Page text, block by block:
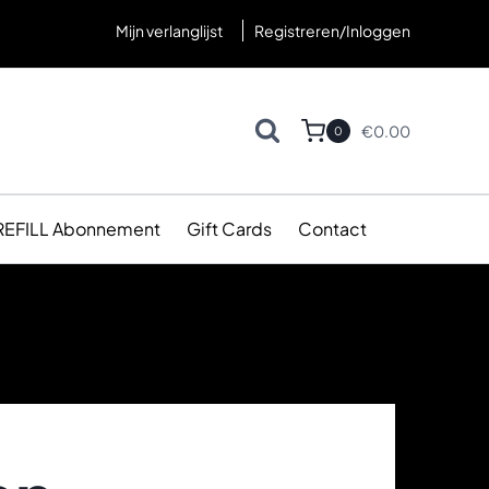
Mijn verlanglijst Registreren/Inloggen
0 €0.00
Abonnement Gift Cards Contact